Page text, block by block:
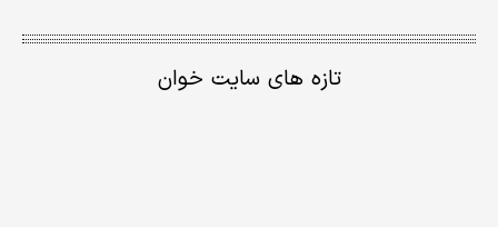
تازه های سایت خوان